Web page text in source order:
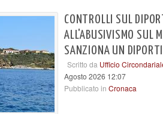
CONTROLLI SUL
ALL'ABUSIVISMO SUL
SANZIONA UN
Scritto da Ufficio
Agosto 2026 12:07
Pubblicato in Cronaca